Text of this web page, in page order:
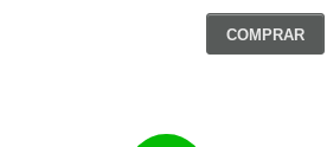
COMPRAR